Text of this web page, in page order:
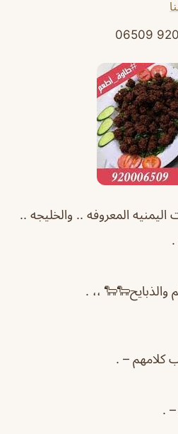
اليمنيه المعروفه .. والخليجه ..
،، .
كلامهم – .
– .